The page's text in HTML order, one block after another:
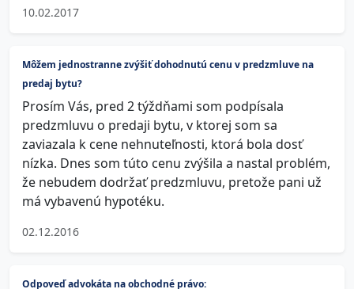
10.02.2017
Môžem jednostranne zvýšiť dohodnutú cenu v predzmluve na
predaj bytu?
Prosím Vás, pred 2 týždňami som podpísala
predzmluvu o predaji bytu, v ktorej som sa
zaviazala k cene nehnuteľnosti, ktorá bola dosť
nízka. Dnes som túto cenu zvýšila a nastal problém,
že nebudem dodržať predzmluvu, pretože pani už
má vybavenú hypotéku.
02.12.2016
Odpoveď advokáta na obchodné právo: